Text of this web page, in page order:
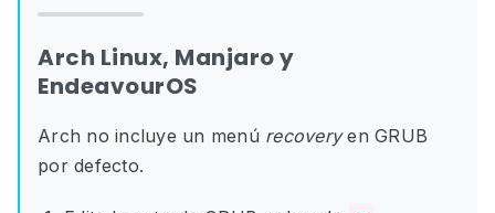
Arch Linux, Manjaro y
EndeavourOS
Arch no incluye un menú recoveryen GRUB
por defecto.